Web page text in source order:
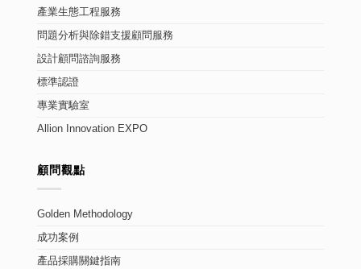
產業生態工程服務
問題分析與除錯支援顧問服務
設計顧問諮詢服務
標準認證
專業實驗室
Allion Innovation EXPO
顧問觀點
Golden Methodology
成功案例
產品採購關鍵指南